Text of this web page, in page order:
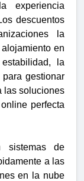
experiencia
descuentos
la
en
la
gestionar
las soluciones
perfecta
sistemas de
a las
en la nube